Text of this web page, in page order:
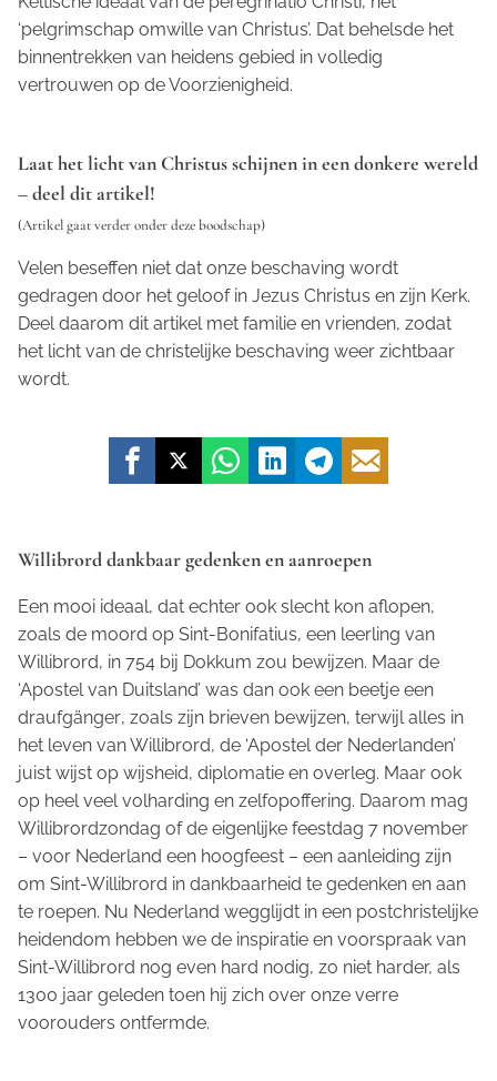
‘pelgrimschap omwille van Christus’. Dat behelsde het
binnentrekken van heidens gebied in volledig
vertrouwen op de Voorzienigheid.
Laat het licht van Christus schijnen in een donkere wereld
– deel dit artikel!
(Artikel gaat verder onder deze boodschap)
Velen beseffen niet dat onze beschaving wordt
gedragen door het geloof in Jezus Christus en zijn Kerk.
Deel daarom dit artikel met familie en vrienden, zodat
het licht van de christelijke beschaving weer zichtbaar
wordt.
Willibrord dankbaar gedenken en aanroepen
Een mooi ideaal, dat echter ook slecht kon aflopen,
zoals de moord op Sint-Bonifatius, een leerling van
Willibrord, in 754 bij Dokkum zou bewijzen. Maar de
‘Apostel van Duitsland’ was dan ook een beetje een
draufgänger, zoals zijn brieven bewijzen, terwijl alles in
het leven van Willibrord, de ‘Apostel der Nederlanden’
juist wijst op wijsheid, diplomatie en overleg. Maar ook
op heel veel volharding en zelfopoffering. Daarom mag
Willibrordzondag of de eigenlijke feestdag 7 november
– voor Nederland een hoogfeest – een aanleiding zijn
om Sint-Willibrord in dankbaarheid te gedenken en aan
te roepen. Nu Nederland wegglijdt in een postchristelijke
heidendom hebben we de inspiratie en voorspraak van
Sint-Willibrord nog even hard nodig, zo niet harder, als
1300 jaar geleden toen hij zich over onze verre
voorouders ontfermde.